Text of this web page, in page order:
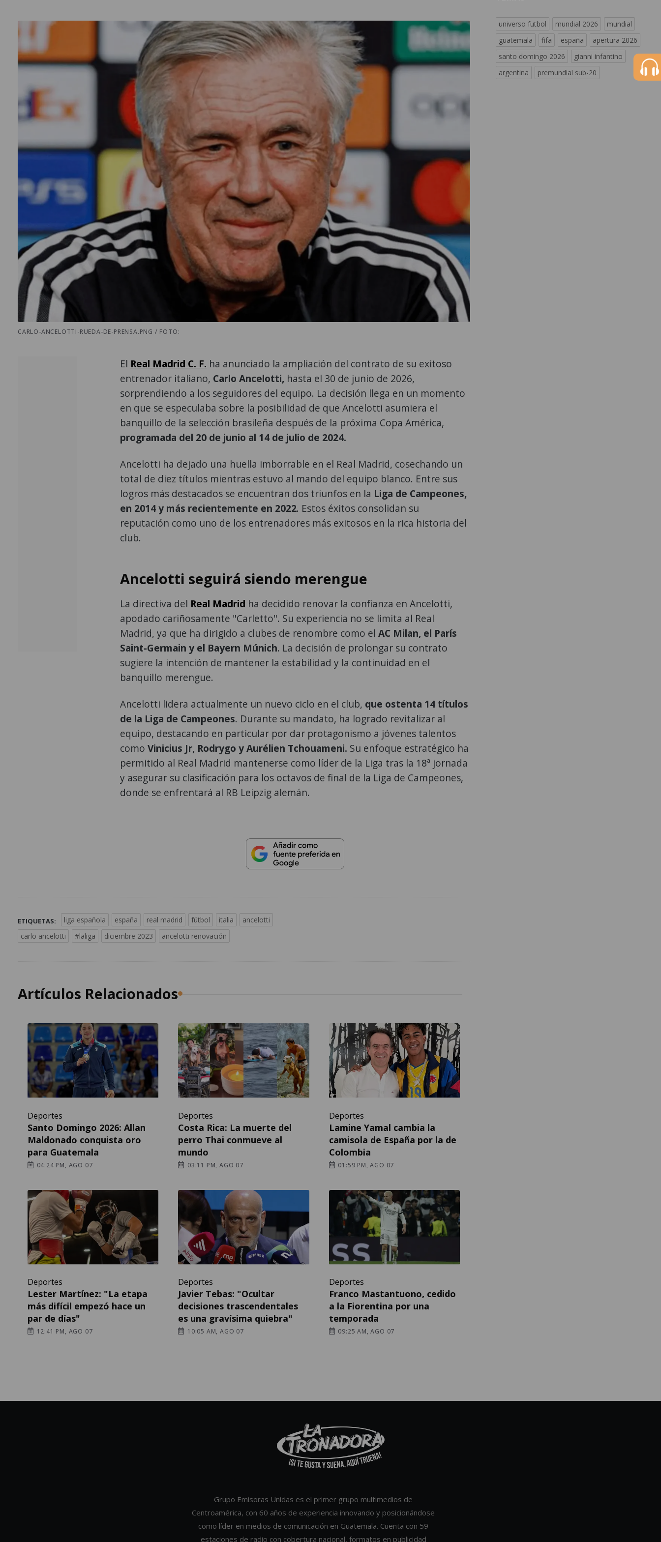
CARLO-ANCELOTTI-RUEDA-DE-PRENSA.PNG / FOTO:
El Real Madrid C. F. ha anunciado la ampliación del contrato de su exitoso
entrenador italiano, Carlo Ancelotti, hasta el 30 de junio de 2026,
sorprendiendo a los seguidores del equipo. La decisión llega en un momento
en que se especulaba sobre la posibilidad de que Ancelotti asumiera el
banquillo de la selección brasileña después de la próxima Copa América,
programada del 20 de junio al 14 de julio de 2024.
Ancelotti ha dejado una huella imborrable en el Real Madrid, cosechando un
total de diez títulos mientras estuvo al mando del equipo blanco. Entre sus
logros más destacados se encuentran dos triunfos en la Liga de Campeones,
en 2014 y más recientemente en 2022. Estos éxitos consolidan su
reputación como uno de los entrenadores más exitosos en la rica historia del
club.
Ancelotti seguirá siendo merengue
La directiva del Real Madrid ha decidido renovar la confianza en Ancelotti,
apodado cariñosamente "Carletto". Su experiencia no se limita al Real
Madrid, ya que ha dirigido a clubes de renombre como el AC Milan, el París
Saint-Germain y el Bayern Múnich. La decisión de prolongar su contrato
sugiere la intención de mantener la estabilidad y la continuidad en el
banquillo merengue.
Ancelotti lidera actualmente un nuevo ciclo en el club, que ostenta 14 títulos
de la Liga de Campeones. Durante su mandato, ha logrado revitalizar al
equipo, destacando en particular por dar protagonismo a jóvenes talentos
como Vinicius Jr, Rodrygo y Aurélien Tchouameni. Su enfoque estratégico ha
permitido al Real Madrid mantenerse como líder de la Liga tras la 18ª jornada
y asegurar su clasificación para los octavos de final de la Liga de Campeones,
donde se enfrentará al RB Leipzig alemán.
ETIQUETAS: liga española españa real madrid fútbol italia
ancelotti
carlo ancelotti
#laliga diciembre 2023 ancelotti renovación
Artículos Relacionados
Deportes
Santo Domingo 2026: Allan
Maldonado conquista oro
para Guatemala
04:24 PM, AGO 07
Deportes
Costa Rica: La muerte del
perro Thai conmueve al
mundo
03:11 PM, AGO 07
Deportes
Lamine Yamal cambia la
camisola de España por la de
Colombia
01:59 PM, AGO 07
Deportes
Lester Martínez: "La etapa
más difícil empezó hace un
par de días"
12:41 PM, AGO 07
Deportes
Javier Tebas: "Ocultar
decisiones trascendentales
es una gravísima quiebra"
10:05 AM, AGO 07
Deportes
Franco Mastantuono, cedido
a la Fiorentina por una
temporada
09:25 AM, AGO 07
universo futbol mundial 2026
mundial
guatemala
fifa españa
apertura 2026
santo domingo 2026
gianni infantino
argentina
premundial sub-20
Grupo Emisoras Unidas es el primer grupo multimedios de
Centroamérica, con 60 años de experiencia innovando y posicionándose
como líder en medios de comunicación en Guatemala. Cuenta con 59
estaciones de radio con cobertura nacional, formatos en publicidad